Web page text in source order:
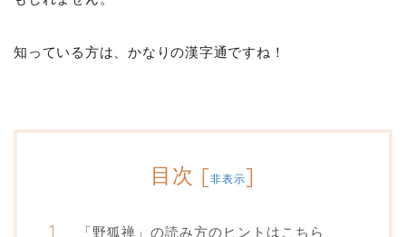
知っている方は、かなりの漢字通ですね！
目次 [非表示]
「野狐禅」の読み方のヒントはこちら